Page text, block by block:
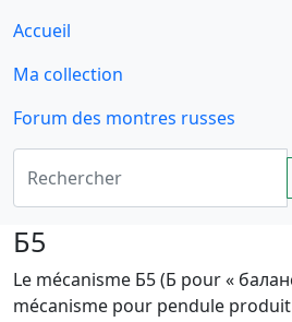
Accueil
Ma collection
Forum des montres russes
Б5
Le mécanisme Б5 (Б pour «
mécanisme pour pendule